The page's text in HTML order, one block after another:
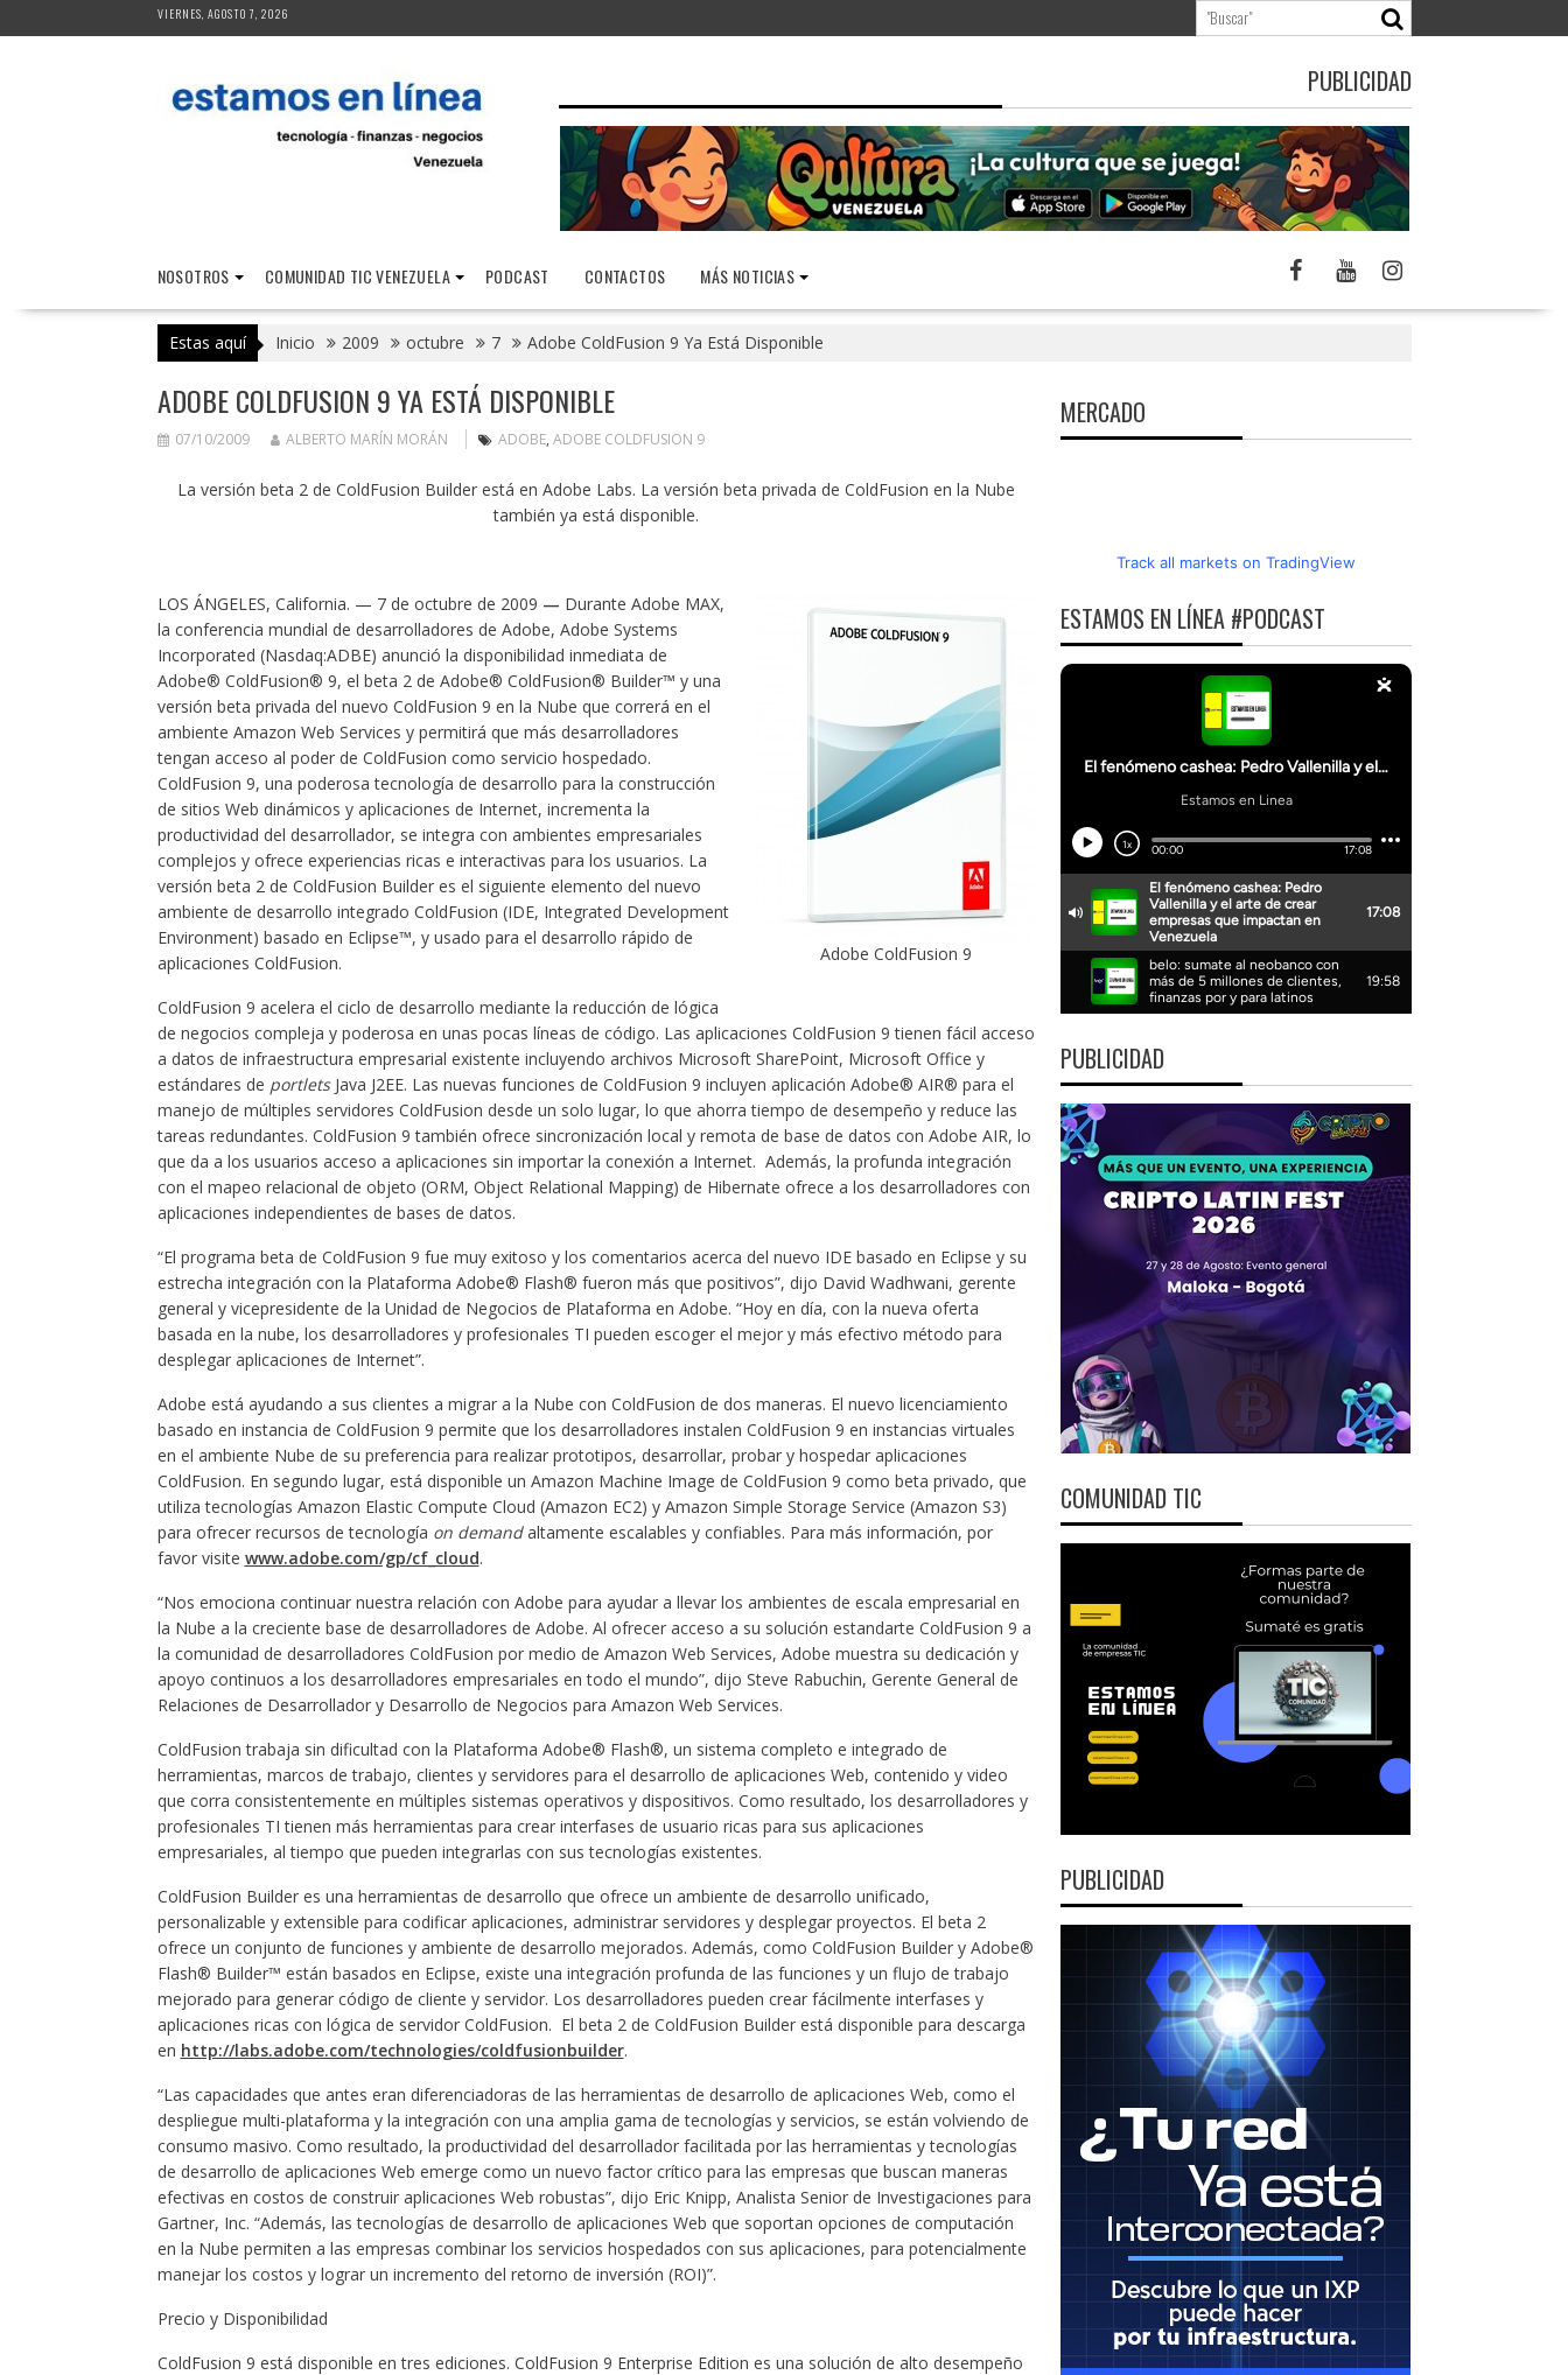
al
VIERNES, AGOSTO 7, 2026
PUBLICIDAD
NOSOTROS COMUNIDAD TIC VENEZUELA PODCAST CONTACTOS MÁS NOTICIAS
Estas aquí Inicio 2009 octubre 7 Adobe ColdFusion 9 Ya Está Disponible
ADOBE COLDFUSION 9 YA ESTÁ DISPONIBLE
07/10/2009 ALBERTO MARÍN MORÁN ADOBE, ADOBE COLDFUSION 9
La versión beta 2 de ColdFusion Builder está en Adobe Labs. La versión beta privada de ColdFusion en la Nube
también ya está disponible.
Adobe ColdFusion 9
LOS ÁNGELES, California. — 7 de octubre de 2009 — Durante Adobe MAX,
la conferencia mundial de desarrolladores de Adobe, Adobe Systems
Incorporated (Nasdaq:ADBE) anunció la disponibilidad inmediata de
Adobe® ColdFusion® 9, el beta 2 de Adobe® ColdFusion® Builder™ y una
versión beta privada del nuevo ColdFusion 9 en la Nube que correrá en el
ambiente Amazon Web Services y permitirá que más desarrolladores
tengan acceso al poder de ColdFusion como servicio hospedado.
ColdFusion 9, una poderosa tecnología de desarrollo para la construcción
de sitios Web dinámicos y aplicaciones de Internet, incrementa la
productividad del desarrollador, se integra con ambientes empresariales
complejos y ofrece experiencias ricas e interactivas para los usuarios. La
versión beta 2 de ColdFusion Builder es el siguiente elemento del nuevo
ambiente de desarrollo integrado ColdFusion (IDE, Integrated Development
Environment) basado en Eclipse™, y usado para el desarrollo rápido de
aplicaciones ColdFusion.
ColdFusion 9 acelera el ciclo de desarrollo mediante la reducción de lógica
de negocios compleja y poderosa en unas pocas líneas de código. Las aplicaciones ColdFusion 9 tienen fácil acceso
a datos de infraestructura empresarial existente incluyendo archivos Microsoft SharePoint, Microsoft Office y
estándares de portlets Java J2EE. Las nuevas funciones de ColdFusion 9 incluyen aplicación Adobe® AIR® para el
manejo de múltiples servidores ColdFusion desde un solo lugar, lo que ahorra tiempo de desempeño y reduce las
tareas redundantes. ColdFusion 9 también ofrece sincronización local y remota de base de datos con Adobe AIR, lo
que da a los usuarios acceso a aplicaciones sin importar la conexión a Internet. Además, la profunda integración
con el mapeo relacional de objeto (ORM, Object Relational Mapping) de Hibernate ofrece a los desarrolladores con
aplicaciones independientes de bases de datos.
“El programa beta de ColdFusion 9 fue muy exitoso y los comentarios acerca del nuevo IDE basado en Eclipse y su
estrecha integración con la Plataforma Adobe® Flash® fueron más que positivos”, dijo David Wadhwani, gerente
general y vicepresidente de la Unidad de Negocios de Plataforma en Adobe. “Hoy en día, con la nueva oferta
basada en la nube, los desarrolladores y profesionales TI pueden escoger el mejor y más efectivo método para
desplegar aplicaciones de Internet”.
Adobe está ayudando a sus clientes a migrar a la Nube con ColdFusion de dos maneras. El nuevo licenciamiento
basado en instancia de ColdFusion 9 permite que los desarrolladores instalen ColdFusion 9 en instancias virtuales
en el ambiente Nube de su preferencia para realizar prototipos, desarrollar, probar y hospedar aplicaciones
ColdFusion. En segundo lugar, está disponible un Amazon Machine Image de ColdFusion 9 como beta privado, que
utiliza tecnologías Amazon Elastic Compute Cloud (Amazon EC2) y Amazon Simple Storage Service (Amazon S3)
para ofrecer recursos de tecnología on demandaltamente escalables y confiables. Para más información, por
favor visite www.adobe.com/gp/cf_cloud.
“Nos emociona continuar nuestra relación con Adobe para ayudar a llevar los ambientes de escala empresarial en
la Nube a la creciente base de desarrolladores de Adobe. Al ofrecer acceso a su solución estandarte ColdFusion 9 a
la comunidad de desarrolladores ColdFusion por medio de Amazon Web Services, Adobe muestra su dedicación y
apoyo continuos a los desarrolladores empresariales en todo el mundo”, dijo Steve Rabuchin, Gerente General de
Relaciones de Desarrollador y Desarrollo de Negocios para Amazon Web Services.
ColdFusion trabaja sin dificultad con la Plataforma Adobe® Flash®, un sistema completo e integrado de
herramientas, marcos de trabajo, clientes y servidores para el desarrollo de aplicaciones Web, contenido y video
que corra consistentemente en múltiples sistemas operativos y dispositivos. Como resultado, los desarrolladores y
profesionales TI tienen más herramientas para crear interfases de usuario ricas para sus aplicaciones
empresariales, al tiempo que pueden integrarlas con sus tecnologías existentes.
ColdFusion Builder es una herramientas de desarrollo que ofrece un ambiente de desarrollo unificado,
personalizable y extensible para codificar aplicaciones, administrar servidores y desplegar proyectos. El beta 2
ofrece un conjunto de funciones y ambiente de desarrollo mejorados. Además, como ColdFusion Builder y Adobe®
Flash® Builder™ están basados en Eclipse, existe una integración profunda de las funciones y un flujo de trabajo
mejorado para generar código de cliente y servidor. Los desarrolladores pueden crear fácilmente interfases y
aplicaciones ricas con lógica de servidor ColdFusion. El beta 2 de ColdFusion Builder está disponible para descarga
en http://labs.adobe.com/technologies/coldfusionbuilder.
“Las capacidades que antes eran diferenciadoras de las herramientas de desarrollo de aplicaciones Web, como el
despliegue multi-plataforma y la integración con una amplia gama de tecnologías y servicios, se están volviendo de
consumo masivo. Como resultado, la productividad del desarrollador facilitada por las herramientas y tecnologías
de desarrollo de aplicaciones Web emerge como un nuevo factor crítico para las empresas que buscan maneras
efectivas en costos de construir aplicaciones Web robustas”, dijo Eric Knipp, Analista Senior de Investigaciones para
Gartner, Inc. “Además, las tecnologías de desarrollo de aplicaciones Web que soportan opciones de computación
en la Nube permiten a las empresas combinar los servicios hospedados con sus aplicaciones, para potencialmente
manejar los costos y lograr un incremento del retorno de inversión (ROI)”.
Precio y Disponibilidad
ColdFusion 9 está disponible en tres ediciones. ColdFusion 9 Enterprise Edition es una solución de alto desempeño
MERCADO
Track all markets on TradingView
ESTAMOS EN LÍNEA #PODCAST
PUBLICIDAD
COMUNIDAD TIC
PUBLICIDAD